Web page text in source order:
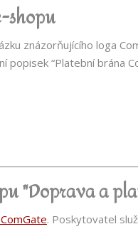
shopu
znázorňujícího loga
“Platební brána
"Doprava a
. Poskytovatel